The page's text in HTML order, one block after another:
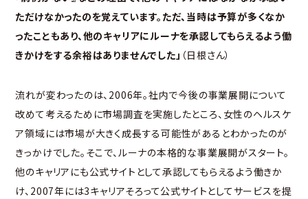
ただけなかったのを覚えています。ただ、当時は予算が多くなか
ったこともあり、他のキャリアにルーナを承認してもらえるよう働
きかけをする余裕はありませんでした」 （日根さん）
流れが変わったのは、2006年。社内で今後の事業展開について
改めて考えるために市場調査を実施したところ、女性のヘルスケ
ア領域には市場が大きく成長する可能性があるとわかったのが
きっかけでした。そこで、ルーナの本格的な事業展開がスタート。
他のキャリアにも公式サイトとして承認してもらえるよう働きか
け、2007年には3キャリアそろって公式サイトとしてサービスを提